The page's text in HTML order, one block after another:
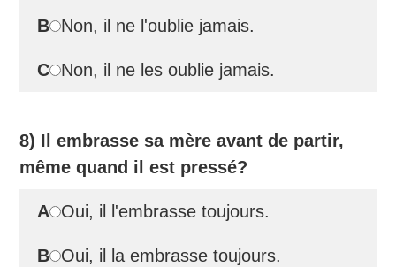
B Non, il ne l'oublie jamais.
C Non, il ne les oublie jamais.
8) Il embrasse sa mère avant de partir,
même quand il est pressé?
A Oui, il l'embrasse toujours.
B Oui, il la embrasse toujours.